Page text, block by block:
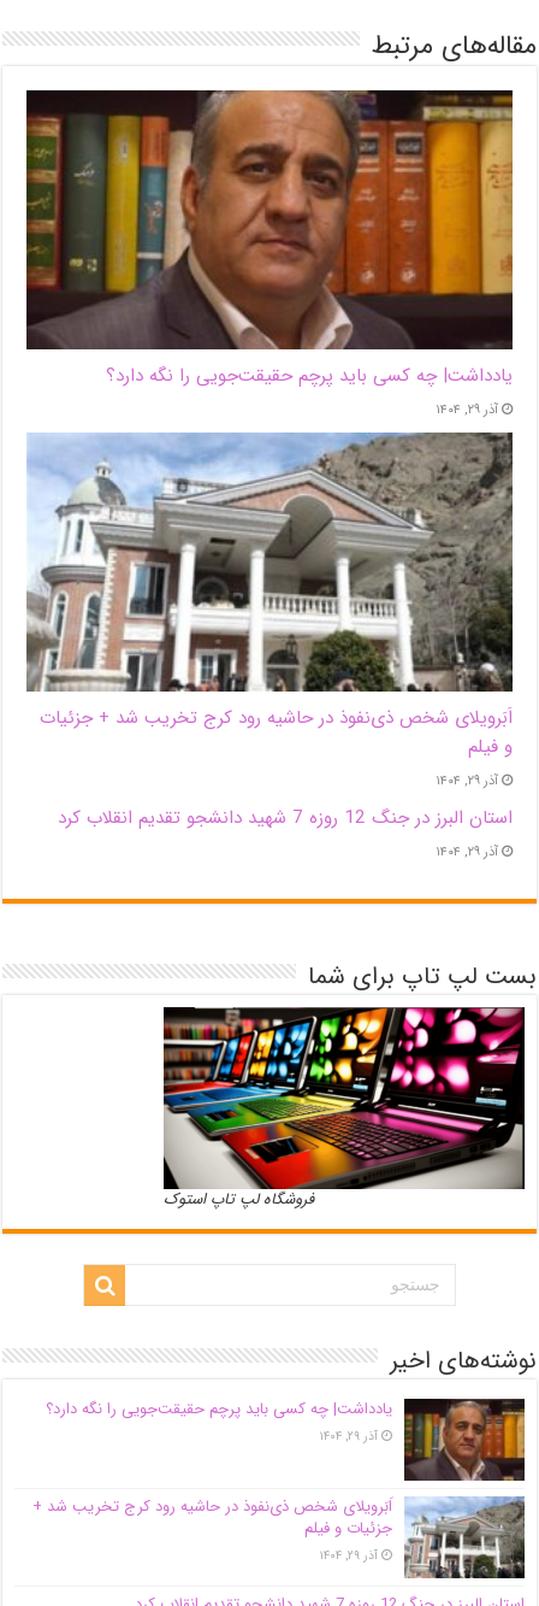
مقاله‌های مرتبط
یادداشت| ‌چه کسی باید پرچم حقیقت‌جویی را نگه دارد؟
آذر ۲۹, ۱۴۰۴
اَبَر‌ویلای شخص ذی‌نفوذ در حاشیه‌ رود کرج تخریب شد + جزئیات
و فیلم
آذر ۲۹, ۱۴۰۴
استان البرز در جنگ 12 روزه 7 شهید دانشجو تقدیم انقلاب کرد
آذر ۲۹, ۱۴۰۴
بست لپ تاپ برای شما
فروشگاه لپ تاپ استوک
نوشته‌های اخیر
یادداشت| ‌چه کسی باید پرچم حقیقت‌جویی را نگه دارد؟
آذر ۲۹, ۱۴۰۴
اَبَر‌ویلای شخص ذی‌نفوذ در حاشیه‌ رود کرج تخریب شد +
جزئیات و فیلم
آذر ۲۹, ۱۴۰۴